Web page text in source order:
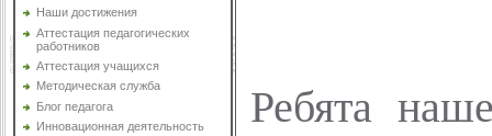
Наши достижения
Аттестация педагогических
работников
Аттестация учащихся
Методическая служба
Блог педагога
Инновационная деятельность
Ребята